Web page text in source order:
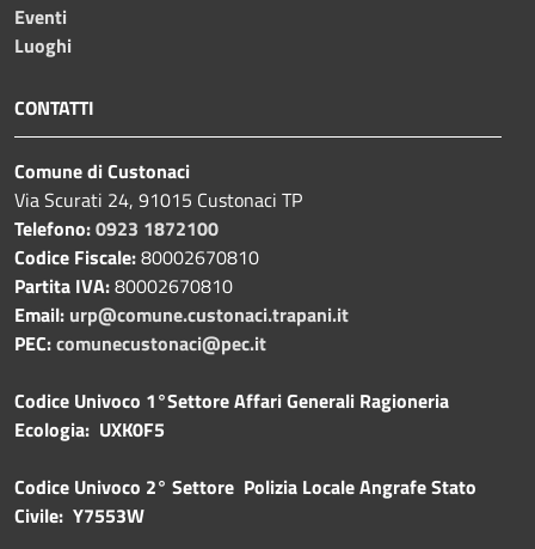
Eventi
Luoghi
CONTATTI
Comune di Custonaci
Via Scurati 24, 91015 Custonaci TP
Telefono:0923 1872100
Codice Fiscale:80002670810
Partita IVA:80002670810
Email: urp@comune.custonaci.trapani.it
PEC:comunecustonaci@pec.it
Codice Univoco 1°Settore Affari Generali Ragioneria
Ecologia: UXK0F5
Codice Univoco 2° Settore Polizia Locale Angrafe Stato
Civile: Y7553W